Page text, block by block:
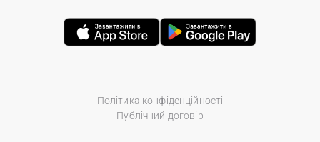
Політика конфіденційності
Публічний договір